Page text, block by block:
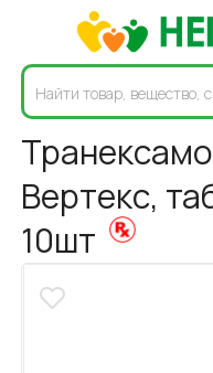
Вертекс,
10шт